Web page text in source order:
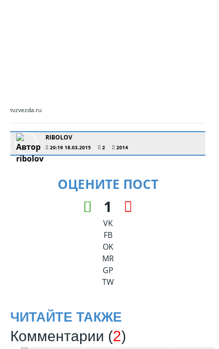
tvzvezda.ru
RIBOLOV
20:19 18.03.2015 2 2014
ОЦЕНИТЕ ПОСТ
1
VK
FB
OK
MR
GP
TW
ЧИТАЙТЕ ТАКЖЕ
Комментарии (2)